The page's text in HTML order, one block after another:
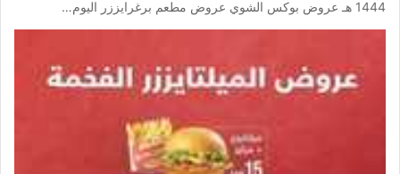
1444 هـ عروض بوكس الشوي عروض مطعم برغرايززر اليوم…